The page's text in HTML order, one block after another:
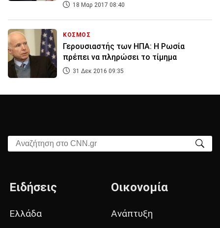
18 Μαρ 2017 08:40
ΚΟΣΜΟΣ
Γερουσιαστής των ΗΠΑ: Η Ρωσία
πρέπει να πληρώσει το τίμημα
31 Δεκ 2016 09:35
Αναζήτηση στο CNN.gr
Ειδήσεις
Ελλάδα
Οικονομία
Ανάπτυξη